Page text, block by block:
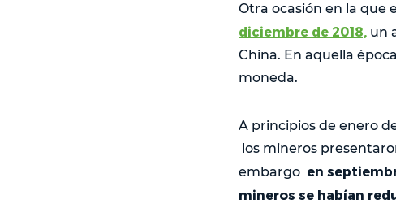
Otra ocasión en la que
diciembre de 2018, un
China. En aquella
moneda.
A principios de enero
los mineros
embargo en
mineros se habían